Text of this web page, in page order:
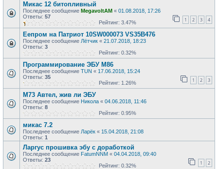
Микас 12 битопливный
Последнее сообщение MegavoltAM « 01.08.2018, 17:26
Ответы: 57 1 2 3 4
Рейтинг: 3.47%
Еепром на Патриот 10SW000073 VS35B476
Последнее сообщение Лётчик « 21.07.2018, 18:23
Ответы: 3
Рейтинг: 0.32%
Программирование ЭБУ M86
Последнее сообщение TUN « 17.06.2018, 15:24
Ответы: 35 1 2 3
Рейтинг: 1.26%
М73 Автел, жив ли ЭБУ
Последнее сообщение Никола « 04.06.2018, 11:46
Ответы: 8
Рейтинг: 0.95%
микас 7.2
Последнее сообщение Ларёк « 15.04.2018, 21:08
Ответы: 1
Ларгус прошивка эбу с доработкой
Последнее сообщение FatumNNM « 04.04.2018, 09:40
Ответы: 23 1 2
Рейтинг: 0.32%